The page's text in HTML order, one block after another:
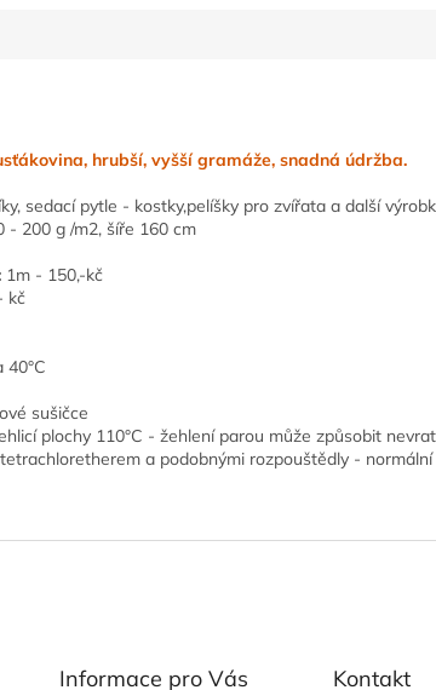
hrubší, vyšší gramáže, snadná údržba.
sedací pytle - kostky,pelíšky pro zvířata a další
- 200 g /m2, šíře 160 cm
1m - 150,-kč
kč
sušičce
plochy 110°C - žehlení parou může způsobit
a podobnými rozpouštědly -
Informace pro Vás Kontakt